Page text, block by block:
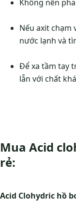
Không nên
Nếu axit chạm
nước lạnh và
Để xa tầm tay
lẫn với chất
Mua Acid
rẻ:
Acid Clohydric hồ